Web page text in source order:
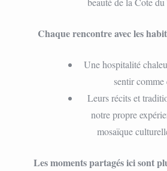
Chaque rencontre avec les
Une hospitalité
sentir comme
Leurs récits et
notre propre
mosaïque
Les moments partagés ici sont